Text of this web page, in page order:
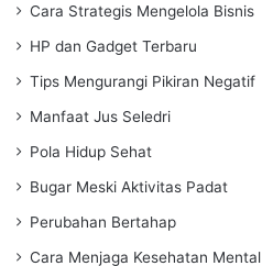
Cara Strategis Mengelola Bisnis
HP dan Gadget Terbaru
Tips Mengurangi Pikiran Negatif
Manfaat Jus Seledri
Pola Hidup Sehat
Bugar Meski Aktivitas Padat
Perubahan Bertahap
Cara Menjaga Kesehatan Mental